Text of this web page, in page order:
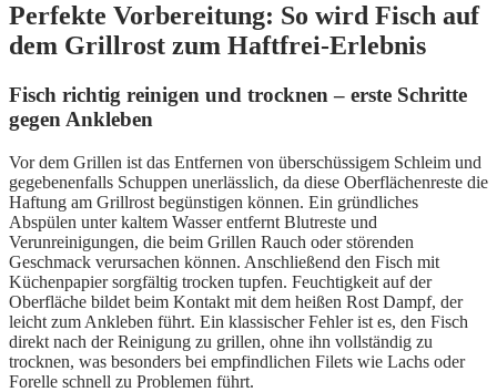
Perfekte Vorbereitung: So wird Fisch auf
dem Grillrost zum Haftfrei-Erlebnis
Fisch richtig reinigen und trocknen – erste Schritte
gegen Ankleben
Vor dem Grillen ist das Entfernen von überschüssigem Schleim und
gegebenenfalls Schuppen unerlässlich, da diese Oberflächenreste die
Haftung am Grillrost begünstigen können. Ein gründliches
Abspülen unter kaltem Wasser entfernt Blutreste und
Verunreinigungen, die beim Grillen Rauch oder störenden
Geschmack verursachen können. Anschließend den Fisch mit
Küchenpapier sorgfältig trocken tupfen. Feuchtigkeit auf der
Oberfläche bildet beim Kontakt mit dem heißen Rost Dampf, der
leicht zum Ankleben führt. Ein klassischer Fehler ist es, den Fisch
direkt nach der Reinigung zu grillen, ohne ihn vollständig zu
trocknen, was besonders bei empfindlichen Filets wie Lachs oder
Forelle schnell zu Problemen führt.